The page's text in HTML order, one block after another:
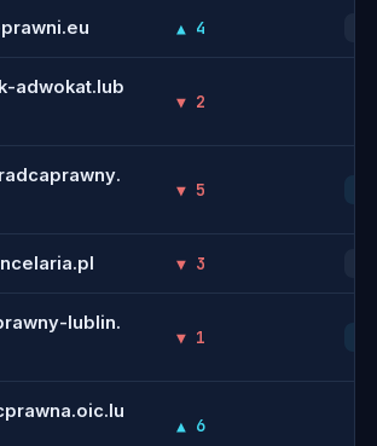
▲ 4
adwokat.lub
▼ 2
▼ 5
▼ 3
lublin.
▼ 1
▲ 6